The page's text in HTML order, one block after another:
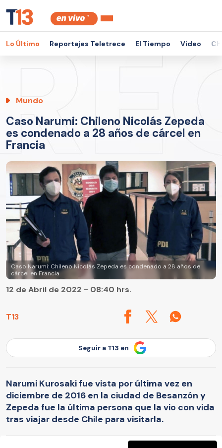
Lo Último Reportajes Teletrece El Tiempo Video
Mundo
Caso Narumi: Chileno Nicolás Zepeda
es condenado a 28 años de cárcel en
Francia
Caso Narumi: Chileno Nicolás Zepeda es condenado a 28 años de
cárcel en Francia
T13
12 de Abril de 2022 - 08:40 hrs.
Seguir a T13 en
Narumi Kurosaki fue vista por última vez en
diciembre de 2016 en la ciudad de Besanzón y
Zepeda fue la última persona que la vio con vida
tras viajar desde Chile para visitarla.